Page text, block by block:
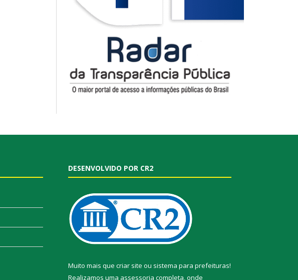
DESENVOLVIDO POR CR2
Muito mais que criar site ou sistema para prefeituras!
Realizamos uma assessoria completa, onde